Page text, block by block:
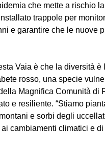
che mette a rischio
trappole per
e garantire che le nuove
Vaia è che la diversità è
rosso, una specie
Magnifica Comunità di
e resiliente. “Stiamo
e sorbi degli
cambiamenti climatici e